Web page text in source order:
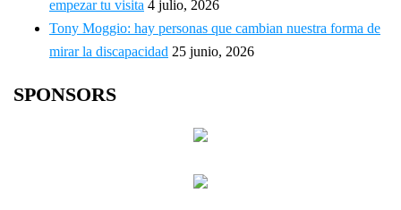
empezar tu visita 4 julio, 2026
Tony Moggio: hay personas que cambian nuestra forma de
mirar la discapacidad 25 junio, 2026
SPONSORS